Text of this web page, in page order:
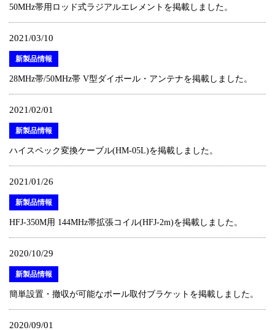
50MHz帯用ロッド式ラジアルエレメントを掲載しました。
2021/03/10
新製品情報
28MHz帯/50MHz帯 V型ダイポール・アンテナを掲載しました。
2021/02/01
新製品情報
ハイスペック変換ケーブル(HM-05L)を掲載しました。
2021/01/26
新製品情報
HFJ-350M用 144MHz帯拡張コイル(HFJ-2m)を掲載しました。
2020/10/29
新製品情報
簡単設置・撤収が可能なポール取付ブラケットを掲載しました。
2020/09/01